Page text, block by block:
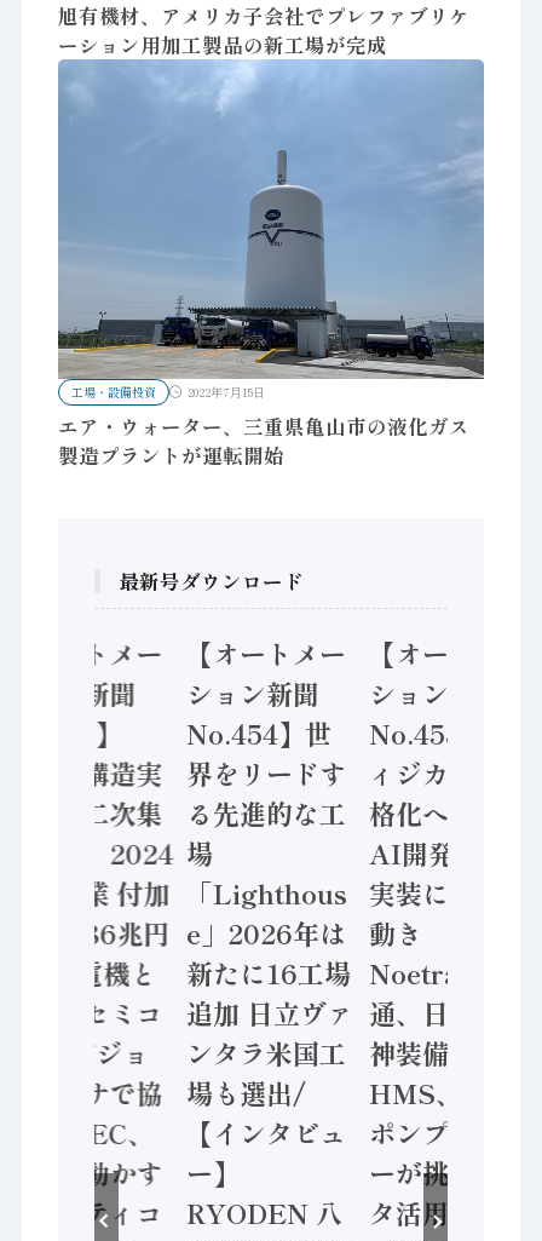
旭有機材、アメリカ子会社でプレファブリケ
ーション用加工製品の新工場が完成
工場・設備投資 2022年7月15日
エア・ウォーター、三重県亀山市の液化ガス
製造プラントが運転開始
最新号ダウンロード
【オートメー
ション新聞
No.455】
「経済構造実
態調査二次集
計結果」2024
年製造業 付加
価値額86兆円
/ 三菱電機と
ソニーセミコ
ン AIビジョ
ンセンサで協
業 / IDEC、
安全に動かす
セーフティコ
【オートメー
ション新聞
No.454】世
界をリードす
る先進的な工
場
「Lighthous
e」2026年は
新たに16工場
追加 日立ヴァ
ンタラ米国工
場も選出/
【インタビュ
ー】
RYODEN 八
【オートメー
ション新聞
No.453】フ
ィジカルAI本
格化へ 国産
AI開発や社会
実装に活発な
動き
Noetra、富士
通、日立 / 兵
神装備 ×
HMS、老舗
ポンプメーカ
ーが挑むデー
タ活用 など